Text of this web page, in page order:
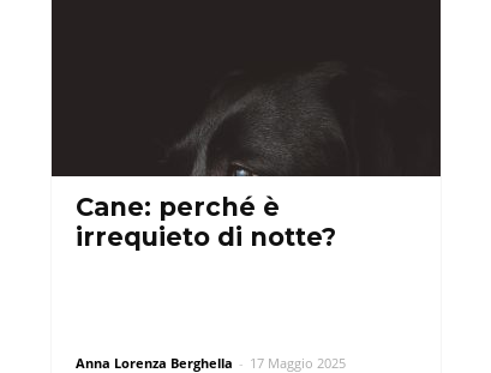
Cane: perché è
irrequieto di notte?
Anna Lorenza Berghella - 17 Maggio 2025